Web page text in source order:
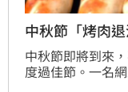
中秋節「烤肉
中秋節即將到來
度過佳節。一名